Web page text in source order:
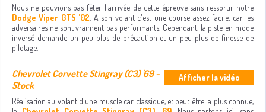
Nous ne pouvions pas fêter l'arrivée de cette épreuve sans ressortir notre
Dodge Viper GTS '02 . A son volant c'est une course assez facile, car les
adversaires ne sont vraiment pas performants. Cependant, la piste en mode
inversé demande un peu plus de précaution et un peu plus de finesse de
pilotage.
Afficher la vidéo
Chevrolet Corvette Stingray (C3) '69 -
Stock
Réalisation au volant d'une muscle car classique, et peut être la plus connue,